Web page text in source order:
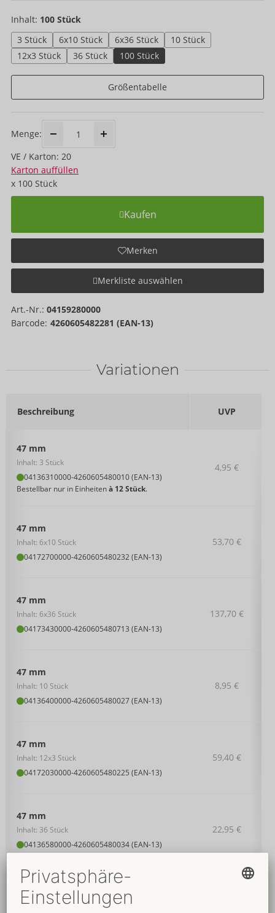
Inhalt: 100 Stück
3 Stück
6x10 Stück 6x36 Stück
10 Stück
12x3 Stück
36 Stück 100 Stück
Größentabelle
Menge:
VE / Karton: 20
Karton auffüllen
x 100 Stück
Kaufen
Merken
Merkliste auswählen
Art.-Nr.: 04159280000
Barcode: 4260605482281 (EAN-13)
Variationen
Beschreibung UVP
47 mm
Inhalt: 3 Stück
04136310000-4260605480010 (EAN-13)
Bestellbar nur in Einheitenà 12 Stück.
4,95 €
47 mm
Inhalt: 6x10 Stück
04172700000-4260605480232 (EAN-13)
53,70 €
47 mm
Inhalt: 6x36 Stück
04173430000-4260605480713 (EAN-13)
137,70 €
47 mm
Inhalt: 10 Stück
04136400000-4260605480027 (EAN-13)
8,95 €
47 mm
Inhalt: 12x3 Stück
04172030000-4260605480225 (EAN-13)
59,40 €
47 mm
Inhalt: 36 Stück
04136580000-4260605480034 (EAN-13)
22,95 €
47 mm
Inhalt: 100 Stück